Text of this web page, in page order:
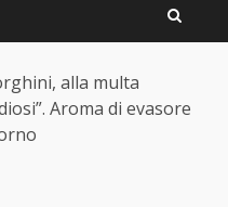
alla multa
Aroma di evasore